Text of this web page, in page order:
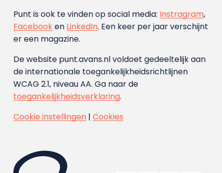
Punt is ook te vinden op social media: Instragram,
Facebooken LinkedIn. Een keer per jaar verschijnt
er een magazine.
De website punt.avans.nl voldoet gedeeltelijk aan
de internationale toegankelijkheidsrichtlijnen
WCAG 2.1, niveau AA. Ga naar de
toegankelijkheidsverklaring.
Cookie instellingen| Cookies